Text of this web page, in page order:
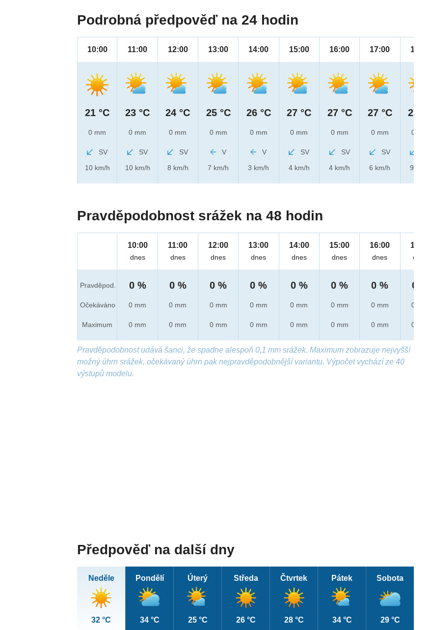
Podrobná předpověď na 24 hodin
10:00
21 °C
0 mm
SV
10 km/h
11:00
23 °C
0 mm
SV
10 km/h
12:00
24 °C
0 mm
SV
8 km/h
13:00
25 °C
0 mm
V
7 km/h
14:00
26 °C
0 mm
V
3 km/h
15:00
27 °C
0 mm
SV
4 km/h
16:00
27 °C
0 mm
SV
4 km/h
17:00
27 °C
0 mm
SV
6 km/h
18:00
27 °C
0 mm
9 km/h
Pravděpodobnost srážek na 48 hodin
Pravděpod.
Očekáváno
Maximum
10:00
dnes
0 %
0 mm
0 mm
11:00
dnes
0 %
0 mm
0 mm
12:00
dnes
0 %
0 mm
0 mm
13:00
dnes
0 %
0 mm
0 mm
14:00
dnes
0 %
0 mm
0 mm
15:00
dnes
0 %
0 mm
0 mm
16:00
dnes
0 %
0 mm
0 mm
17:00
dnes
0 %
0 mm
0 mm
Pravděpodobnost udává šanci, že spadne alespoň 0,1 mm srážek. Maximum zobrazuje nejvyšší
možný úhrn srážek, očekávaný úhrn pak nejpravděpodobnější variantu. Výpočet vychází ze 40
výstupů modelu.
Předpověď na další dny
Neděle
32 °C
Pondělí
34 °C
Úterý
25 °C
Středa
26 °C
Čtvrtek
28 °C
Pátek
34 °C
Sobota
29 °C